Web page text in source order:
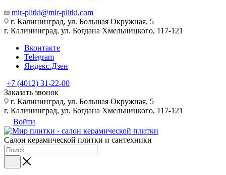
mir-plitki@mir-plitki.com
г. Калининград, ул. Большая Окружная, 5
г. Калининград, ул. Богдана Хмельницкого, 117-121
Вконтакте
Telegram
Яндекс.Дзен
+7 (4012) 31-22-00
Заказать звонок
г. Калининград, ул. Большая Окружная, 5
г. Калининград, ул. Богдана Хмельницкого, 117-121
Войти
Салон керамической плитки и сантехники